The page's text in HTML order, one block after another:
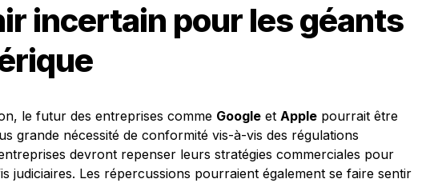
incertain pour les géants
le futur des entreprises comme Google et Apple pourrait être
grande nécessité de conformité vis-à-vis des régulations
devront repenser leurs stratégies commerciales pour
judiciaires. Les répercussions pourraient également se faire sentir